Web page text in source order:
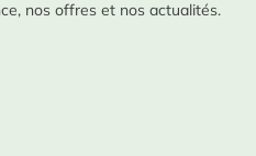
nos offres et nos actualités.